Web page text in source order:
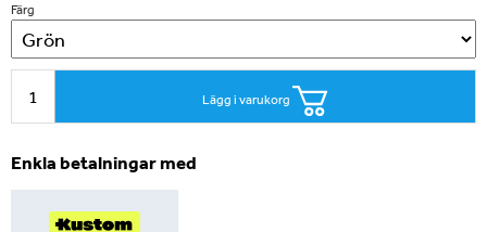
Färg
Lägg i varukorg
Enkla betalningar med